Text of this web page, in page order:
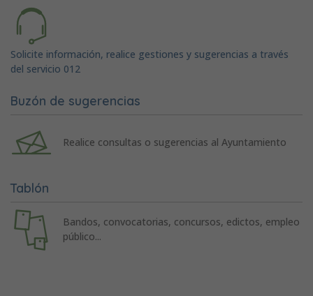
Solicite información, realice gestiones y sugerencias a través
del servicio 012
Buzón de sugerencias
Realice consultas o sugerencias al Ayuntamiento
Tablón
Bandos, convocatorias, concursos, edictos, empleo
público...